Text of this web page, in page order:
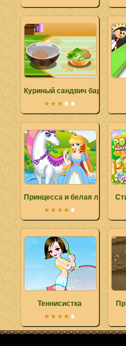
Куриный сандвич барбекю
Принцесса и белая лошадь
Теннисистка